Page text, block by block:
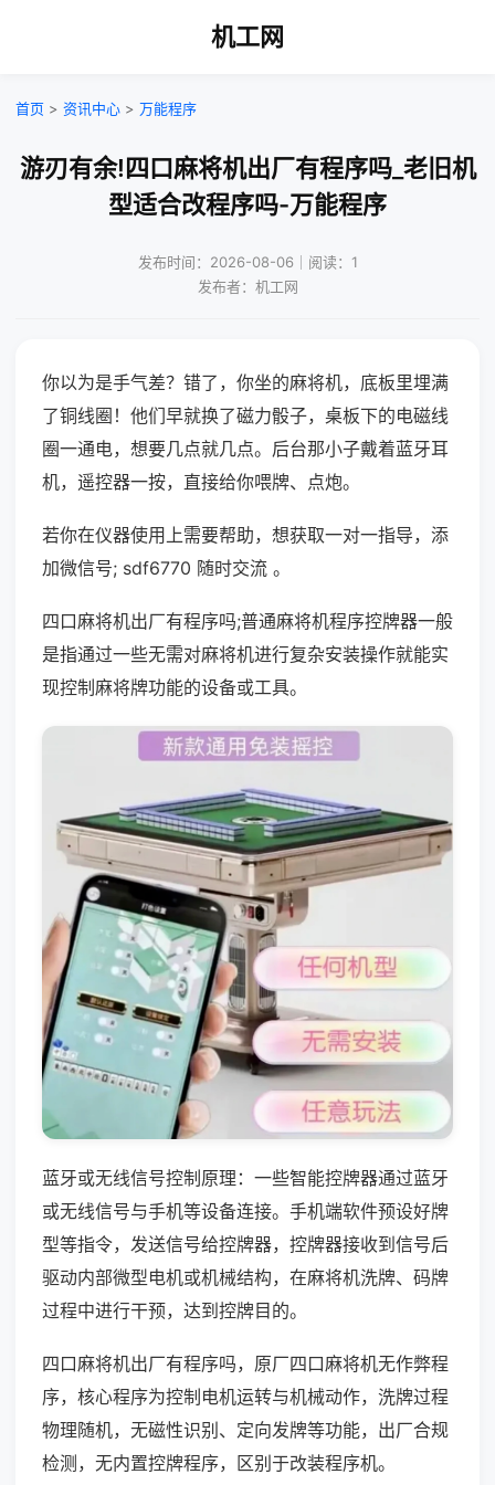
机工网
首页 > 资讯中心 > 万能程序
游刃有余!四口麻将机出厂有程序吗_老旧机
型适合改程序吗-万能程序
发布时间：2026-08-06｜阅读：1
发布者：机工网
你以为是手气差？错了，你坐的麻将机，底板里埋满
了铜线圈！他们早就换了磁力骰子，桌板下的电磁线
圈一通电，想要几点就几点。后台那小子戴着蓝牙耳
机，遥控器一按，直接给你喂牌、点炮。
若你在仪器使用上需要帮助，想获取一对一指导，添
加微信号; sdf6770 随时交流 。
四口麻将机出厂有程序吗;普通麻将机程序控牌器一般
是指通过一些无需对麻将机进行复杂安装操作就能实
现控制麻将牌功能的设备或工具。
蓝牙或无线信号控制原理：一些智能控牌器通过蓝牙
或无线信号与手机等设备连接。手机端软件预设好牌
型等指令，发送信号给控牌器，控牌器接收到信号后
驱动内部微型电机或机械结构，在麻将机洗牌、码牌
过程中进行干预，达到控牌目的。
四口麻将机出厂有程序吗，原厂四口麻将机无作弊程
序，核心程序为控制电机运转与机械动作，洗牌过程
物理随机，无磁性识别、定向发牌等功能，出厂合规
检测，无内置控牌程序，区别于改装程序机。